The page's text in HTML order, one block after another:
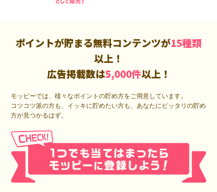
ポイントが貯まる無料コンテンツが15種類
以上！
広告掲載数は5,000件以上！
モッピーでは、様々なポイントの貯め方をご用意しています。
コツコツ派の方も、イッキに貯めたい方も、あなたにピッタリの貯め
方が見つかるはず。